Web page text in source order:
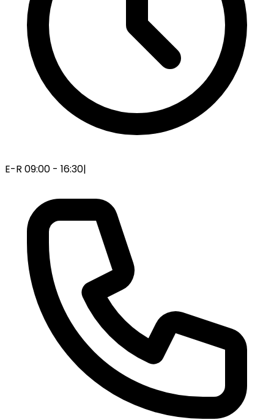
E-R 09:00 - 16:30|